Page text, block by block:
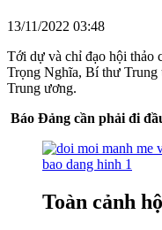
13/11/2022 03:48
Tới dự và chỉ đạo hội thảo
Trọng Nghĩa, Bí thư
Trung ương.
Báo Đảng cần phải đi
Toàn cảnh